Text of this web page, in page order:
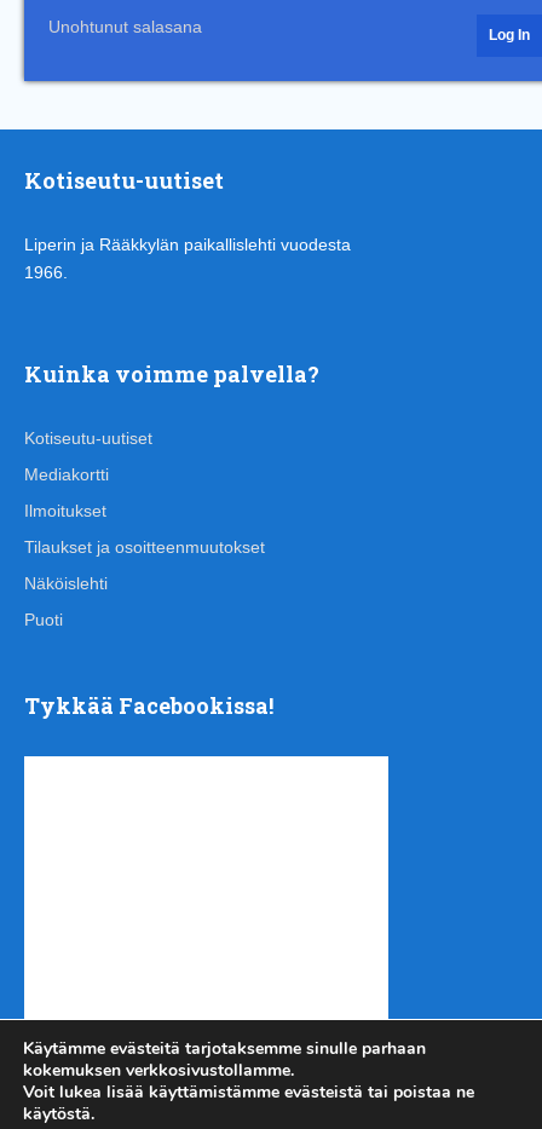
Unohtunut salasana
Kotiseutu-uutiset
Liperin ja Rääkkylän paikallislehti vuodesta
1966.
Kuinka voimme palvella?
Kotiseutu-uutiset
Mediakortti
Ilmoitukset
Tilaukset ja osoitteenmuutokset
Näköislehti
Puoti
Tykkää Facebookissa!
Käytämme evästeitä tarjotaksemme sinulle parhaan
kokemuksen verkkosivustollamme.
Voit lukea lisää käyttämistämme evästeistä tai poistaa ne
käytöstä.